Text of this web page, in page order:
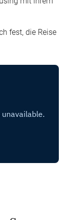
fest, die Reise